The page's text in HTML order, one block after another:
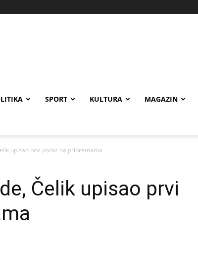
SPORT KULTURA MAGAZIN
upisao prvi poraz na pripremama
Čelik upisao prvi